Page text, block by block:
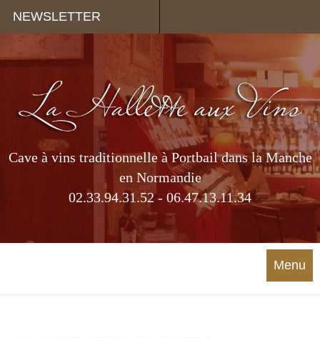
NEWSLETTER
Cave à vins traditionnelle à Portbail dans la Manche
en Normandie
02.33.94.31.52 - 06.47.13.11.34
Menu
Panneau de gestion des cookies